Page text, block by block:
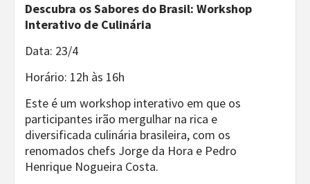
Descubra os Sabores do Brasil: Workshop
Interativo de Culinária
Data: 23/4
Horário: 12h às 16h
Este é um workshop interativo em que os
participantes irão mergulhar na rica e
diversificada culinária brasileira, com os
renomados chefs Jorge da Hora e Pedro
Henrique Nogueira Costa.